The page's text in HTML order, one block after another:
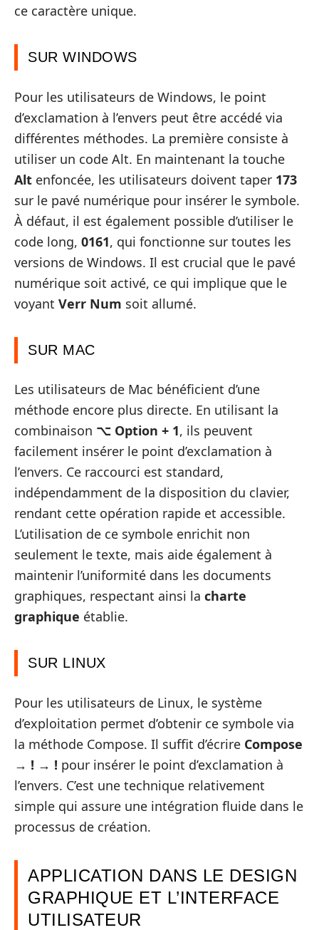
ce caractère unique.
SUR WINDOWS
Pour les utilisateurs de Windows, le point
d’exclamation à l’envers peut être accédé via
différentes méthodes. La première consiste à
utiliser un code Alt. En maintenant la touche
Alt enfoncée, les utilisateurs doivent taper 173
sur le pavé numérique pour insérer le symbole.
À défaut, il est également possible d’utiliser le
code long, 0161, qui fonctionne sur toutes les
versions de Windows. Il est crucial que le pavé
numérique soit activé, ce qui implique que le
voyant Verr Num soit allumé.
SUR MAC
Les utilisateurs de Mac bénéficient d’une
méthode encore plus directe. En utilisant la
combinaison ⌥ Option + 1, ils peuvent
facilement insérer le point d’exclamation à
l’envers. Ce raccourci est standard,
indépendamment de la disposition du clavier,
rendant cette opération rapide et accessible.
L’utilisation de ce symbole enrichit non
seulement le texte, mais aide également à
maintenir l’uniformité dans les documents
graphiques, respectant ainsi la charte
graphique établie.
SUR LINUX
Pour les utilisateurs de Linux, le système
d’exploitation permet d’obtenir ce symbole via
la méthode Compose. Il suffit d’écrire Compose
→ ! → ! pour insérer le point d’exclamation à
l’envers. C’est une technique relativement
simple qui assure une intégration fluide dans le
processus de création.
APPLICATION DANS LE DESIGN
GRAPHIQUE ET L’INTERFACE
UTILISATEUR